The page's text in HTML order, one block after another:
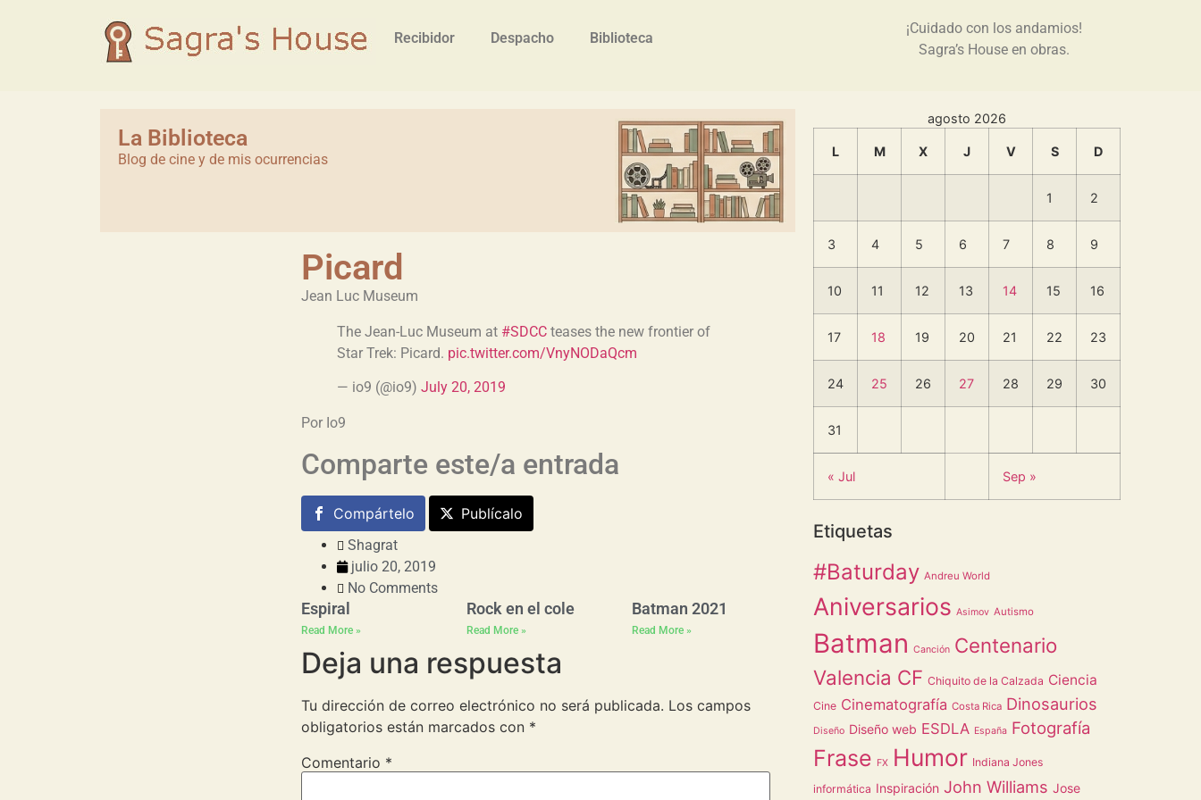
Recibidor Despacho Biblioteca
¡Cuidado con los andamios!
Sagra’s House en obras.
La Biblioteca
Blog de cine y de mis ocurrencias
Picard
Jean Luc Museum
The Jean-Luc Museum at #SDCCteases the new frontier of
Star Trek: Picard. pic.twitter.com/VnyNODaQcm
— io9 (@io9) July 20, 2019
Por Io9
Comparte este/a entrada
Compártelo Publícalo
Shagrat
julio 20, 2019
No Comments
Espiral
Read More »
Rock en el cole
Read More »
Batman 2021
Read More »
Deja una respuesta
Tu dirección de correo electrónico no será publicada. Los campos
obligatorios están marcados con *
Comentario *
agosto 2026
L M X J V S D
1 2
3 4 5 6 7 8 9
10 11 12 13 14 15 16
17 18 19 20 21 22 23
24 25 26 27 28 29 30
31
« Jul Sep »
Etiquetas
#Baturday Andreu World
Aniversarios Asimov Autismo
Batman Canción Centenario
Valencia CF Chiquito de la Calzada Ciencia
Cine Cinematografía Costa Rica Dinosaurios
Diseño Diseño web ESDLA España Fotografía
Frase FX Humor Indiana Jones
informática Inspiración John Williams Jose